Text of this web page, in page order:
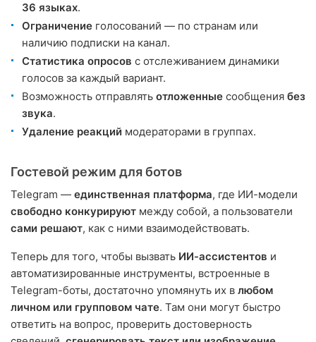
36 языках.
Ограничение голосований — по странам или
наличию подписки на канал.
Статистика опросов с отслеживанием динамики
голосов за каждый вариант.
Возможность отправлять отложенные сообщения без
звука.
Удаление реакций модераторами в группах.
Гостевой режим для ботов
Telegram — единственная платформа, где ИИ-модели
свободно конкурируют между собой, а пользователи
сами решают, как с ними взаимодействовать.
Теперь для того, чтобы вызвать ИИ-ассистентов и
автоматизированные инструменты, встроенные в
Telegram-боты, достаточно упомянуть их в любом
личном или групповом чате. Там они могут быстро
ответить на вопрос, проверить достоверность